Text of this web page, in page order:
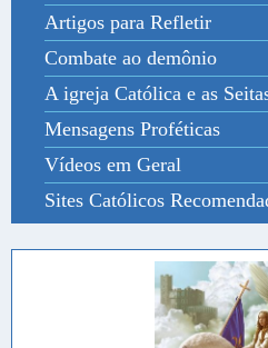
Artigos para Refletir
Combate ao demônio
A igreja Católica e as
Mensagens Proféticas
Vídeos em Geral
Sites Católicos